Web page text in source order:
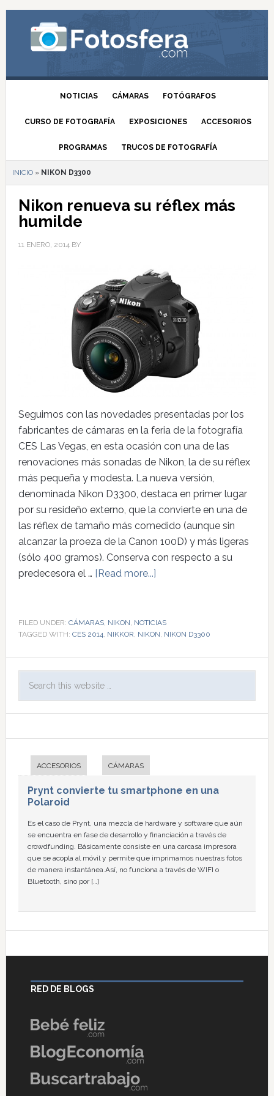
NOTICIAS CÁMARAS FOTÓGRAFOS
CURSO DE FOTOGRAFÍA EXPOSICIONES ACCESORIOS
PROGRAMAS TRUCOS DE FOTOGRAFÍA
INICIO» NIKON D3300
Nikon renueva su réflex más
humilde
11 ENERO, 2014BY
Seguimos con las novedades presentadas por los
fabricantes de cámaras en la feria de la fotografía
CES Las Vegas, en esta ocasión con una de las
renovaciones más sonadas de Nikon, la de su réflex
más pequeña y modesta. La nueva versión,
denominada Nikon D3300, destaca en primer lugar
por su resideño externo, que la convierte en una de
las réflex de tamaño más comedido (aunque sin
alcanzar la proeza de la Canon 100D) y más ligeras
(sólo 400 gramos). Conserva con respecto a su
predecesora el … [Read more...]
FILED UNDER: CÁMARAS, NIKON NOTICIAS
TAGGED WITH: CES 2014 NIKKOR NIKON NIKON D3300
ACCESORIOS CÁMARAS
Prynt convierte tu smartphone en una
Polaroid
Es el caso de Prynt, una mezcla de hardware y software que aún
se encuentra en fase de desarrollo y financiación a través de
crowdfunding. Básicamente consiste en una carcasa impresora
que se acopla al móvil y permite que imprimamos nuestras fotos
de manera instantánea.Así, no funciona a través de WIFI o
Bluetooth, sino por […]
RED DE BLOGS